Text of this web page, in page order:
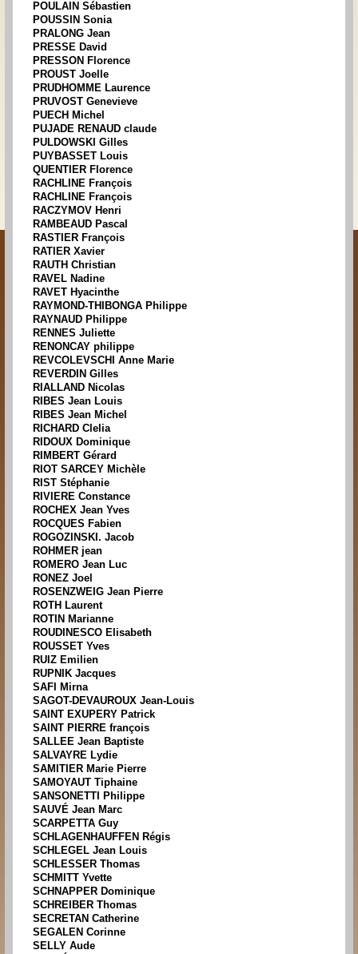
POULAIN Sébastien
POUSSIN Sonia
PRALONG Jean
PRESSE David
PRESSON Florence
PROUST Joelle
PRUDHOMME Laurence
PRUVOST Genevieve
PUECH Michel
PUJADE RENAUD claude
PULDOWSKI Gilles
PUYBASSET Louis
QUENTIER Florence
RACHLINE François
RACHLINE François
RACZYMOV Henri
RAMBEAUD Pascal
RASTIER François
RATIER Xavier
RAUTH Christian
RAVEL Nadine
RAVET Hyacinthe
RAYMOND-THIBONGA Philippe
RAYNAUD Philippe
RENNES Juliette
RENONCAY philippe
REVCOLEVSCHI Anne Marie
REVERDIN Gilles
RIALLAND Nicolas
RIBES Jean Louis
RIBES Jean Michel
RICHARD Clelia
RIDOUX Dominique
RIMBERT Gérard
RIOT SARCEY Michèle
RIST Stéphanie
RIVIERE Constance
ROCHEX Jean Yves
ROCQUES Fabien
ROGOZINSKI. Jacob
ROHMER jean
ROMERO Jean Luc
RONEZ Joel
ROSENZWEIG Jean Pierre
ROTH Laurent
ROTIN Marianne
ROUDINESCO Elisabeth
ROUSSET Yves
RUIZ Emilien
RUPNIK Jacques
SAFI Mirna
SAGOT-DEVAUROUX Jean-Louis
SAINT EXUPERY Patrick
SAINT PIERRE françois
SALLEE Jean Baptiste
SALVAYRE Lydie
SAMITIER Marie Pierre
SAMOYAUT Tiphaine
SANSONETTI Philippe
SAUVÉ Jean Marc
SCARPETTA Guy
SCHLAGENHAUFFEN Régis
SCHLEGEL Jean Louis
SCHLESSER Thomas
SCHMITT Yvette
SCHNAPPER Dominique
SCHREIBER Thomas
SECRETAN Catherine
SEGALEN Corinne
SELLY Aude